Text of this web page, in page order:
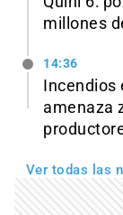
millones
14:36
Incendios
amenaza
Ver todas las